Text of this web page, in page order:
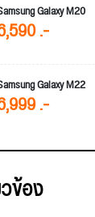
Galaxy M20
.-
Galaxy M22
.-
ข้อง